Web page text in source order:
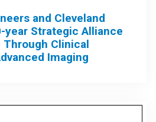
and Cleveland
year Strategic Alliance
Through Clinical
Imaging